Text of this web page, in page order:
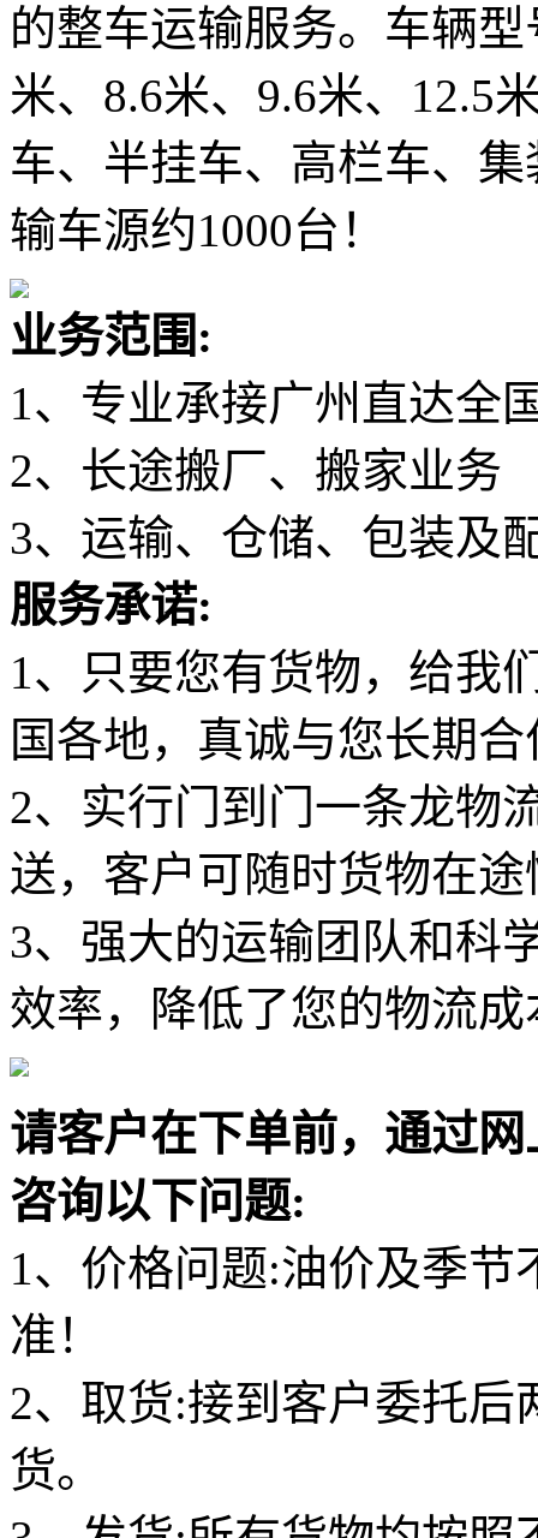
的整车运输服务。车辆
米、8.6米、9.6米、12.5
车、半挂车、高栏车、
输车源约1000台！
业务范围:
1、专业承接广州直达全
2、长途搬厂、搬家业务
3、运输、仓储、包装及
服务承诺:
1、只要您有货物，给我
国各地，真诚与您长期合
2、实行门到门一条龙物
送，客户可随时货物在途
3、强大的运输团队和科
效率，降低了您的物流成
请客户在下单前，通过
咨询以下问题:
1、价格问题:油价及季
准！
2、取货:接到客户委托
货。